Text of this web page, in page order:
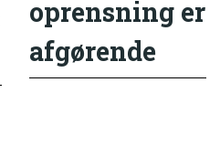
oprensning er
afgørende